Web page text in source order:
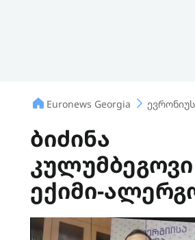
Euronews Georgia
ბიძინა
კულუმბეგოვი
ექიმი-